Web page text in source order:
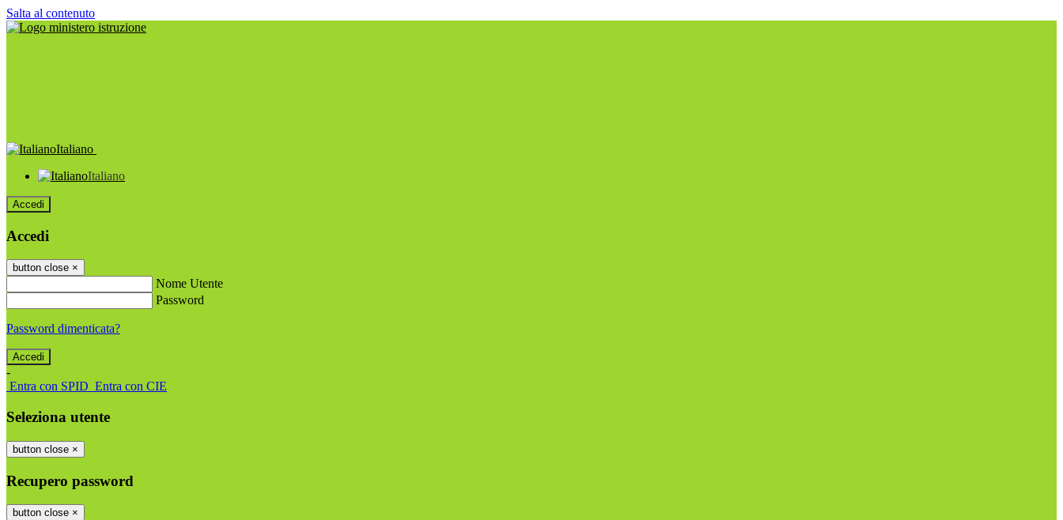
Salta al contenuto
Italiano
Italiano
Accedi
Accedi
button close ×
Nome Utente
Password
Password dimenticata?
-
Entra con SPID Entra con CIE
Seleziona utente
button close ×
Recupero password
button close ×